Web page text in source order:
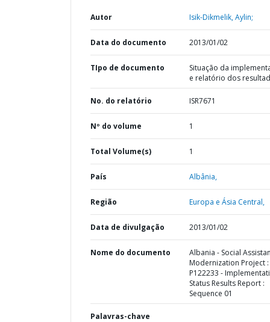
Autor Isik-Dikmelik, Aylin;
Data do documento 2013/01/02
TIpo de documento
Situação da
e relatório dos
No. do relatório ISR7671
Nº do volume 1
Total Volume(s) 1
País Albânia,
Região Europa e Ásia Central,
Data de divulgação 2013/01/02
Nome do documento
Albania - Social
Modernization Project :
P122233 -
Status Results Report :
Sequence 01
Palavras-chave